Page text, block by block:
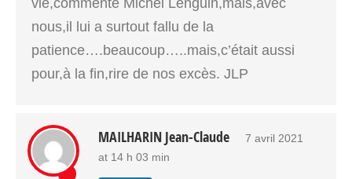
vie,commente Michel Lenguin,mais,avec
nous,il lui a surtout fallu de la
patience….beaucoup…..mais,c’était aussi
pour,à la fin,rire de nos excès. JLP
MAILHARIN Jean-Claude
7 avril 2021
at 14 h 03 min